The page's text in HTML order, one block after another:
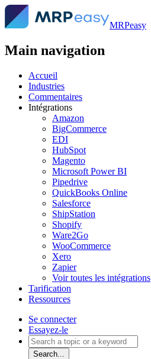
MRPeasy
Main navigation
Accueil
Industries
Commentaires
Intégrations
Amazon
BigCommerce
EDI
HubSpot
Magento
Microsoft Power BI
Pipedrive
QuickBooks Online
Salesforce
ShipStation
Shopify
Ware2Go
WooCommerce
Xero
Zapier
Voir toutes les intégrations
Tarification
Ressources
Se connecter
Essayez-le
Search...